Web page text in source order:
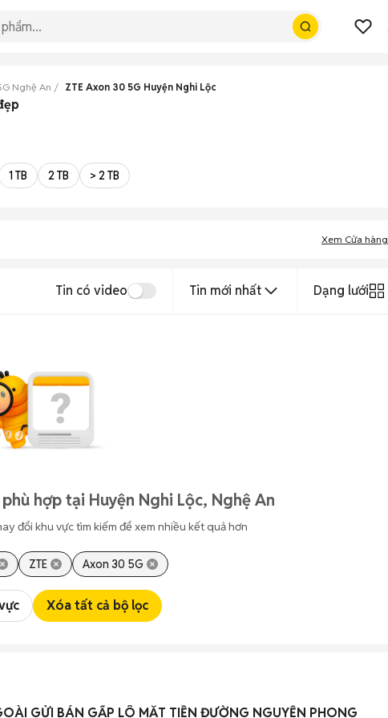
Nghệ An ZTE Axon 30 5G Huyện Nghi Lộc
1 TB 2 TB > 2 TB
Xem Cửa hàng
Tin có video Tin mới nhất Dạng lưới
hợp tại Huyện Nghi Lộc, Nghệ An
đổi khu vực tìm kiếm để xem nhiều kết quả hơn
ZTE Axon 30 5G
Xóa tất cả bộ lọc
GỬI BÁN GẤP LÔ MẶT TIỀN ĐƯỜNG NGUYỄN PHONG